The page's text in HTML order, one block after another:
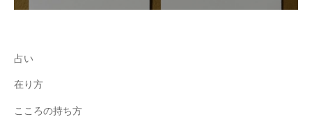
占い
在り方
こころの持ち方